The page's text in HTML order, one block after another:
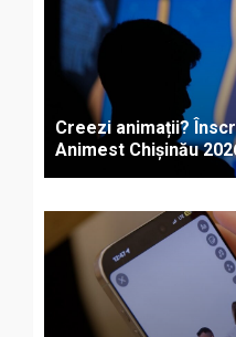
Creezi animații?
Animest Chișinău